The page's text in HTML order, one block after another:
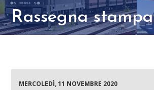
Rassegna stampa
MERCOLEDÌ, 11 NOVEMBRE 2020